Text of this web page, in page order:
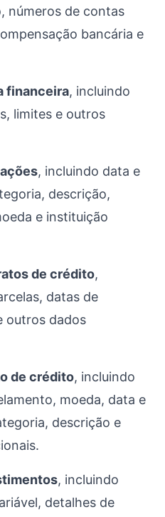
números de contas
bancária e
financeira, incluindo
limites e outros
, incluindo data e
descrição,
e instituição
de crédito,
datas de
outros dados
de crédito, incluindo
moeda, data e
descrição e
, incluindo
detalhes de